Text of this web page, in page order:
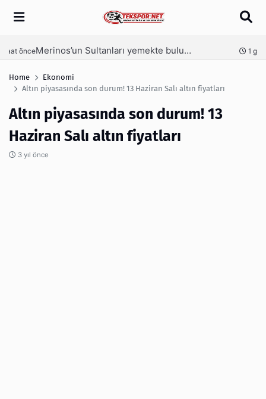
Arama
Merinos’un Sultanları yemekte buluştu 1 gün önce
Home
Ekonomi
Altın piyasasında son durum! 13 Haziran Salı altın fiyatları
Altın piyasasında son durum! 13
Haziran Salı altın fiyatları
3 yıl önce